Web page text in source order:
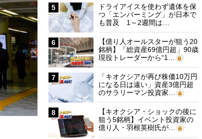
5
ドライアイスを使わず遺体を保
つ「エンバーミング」が日本で
も普及 1～2週間は…
6
【億り人オールスターが狙う20
銘柄】「総資産69億円超」90歳
現役トレーダーから“1…
7
「キオクシアが再び株価10万円
になる日は遠い」資産3億円超
のサラリーマン投資家…
8
【キオクシア・ショックの後に
狙う5銘柄】イベント投資家の
億り人・羽根英樹氏が…